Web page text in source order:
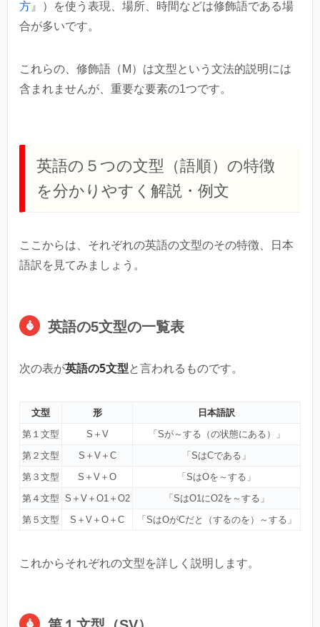
方 』）を使う表現、場所、時間などは修飾語である場
合が多いです。
これらの、修飾語（M）は文型という文法的説明には
含まれませんが、重要な要素の1つです。
英語の５つの文型（語順）の特徴
を分かりやすく解説・例文
ここからは、それぞれの英語の文型のその特徴、日本
語訳を見てみましょう。
英語の5文型の一覧表
次の表が英語の5文型と言われるものです。
文型 形 日本語訳
第１文型 S＋V
「Sが～する（の状態にある）」
第２文型
S＋V＋C
「SはCである」
第３文型
S＋V＋O
「SはOを～する」
第４文型 S＋V＋O1＋O2
「SはO1にO2を～する」
第５文型
S＋V＋O＋C 「SはOがCだと（するのを）～する」
これからそれぞれの文型を詳しく説明します。